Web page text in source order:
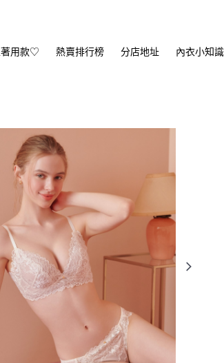
著用款♡ 熱賣排行榜 分店地址 內衣小知識